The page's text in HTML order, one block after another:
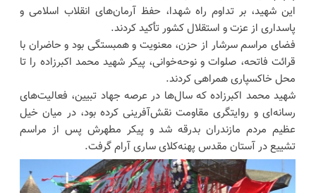
این شهید، بر تداوم راه شهدا، حفظ آرمان‌های انقلاب اسلامی و
پاسداری از عزت و استقلال کشور تأکید کردند.
فضای مراسم سرشار از حزن، معنویت و همبستگی بود و حاضران با
قرائت فاتحه، صلوات و نوحه‌خوانی، پیکر شهید محمد اکبرزاده را تا
محل خاکسپاری همراهی کردند.
شهید محمد اکبرزاده که سال‌ها در عرصه جهاد تبیین، فعالیت‌های
رسانه‌ای و روایتگری مقاومت نقش‌آفرینی کرده بود، در میان خیل
عظیم مردم مازندران بدرقه شد و پیکر مطهرش پس از مراسم
تشییع در آستان مقدس پهنه‌کلای ساری آرام گرفت.